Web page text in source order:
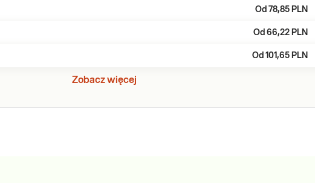
Od 78,85 PLN
Od 66,22 PLN
Od 101,65 PLN
Zobacz więcej